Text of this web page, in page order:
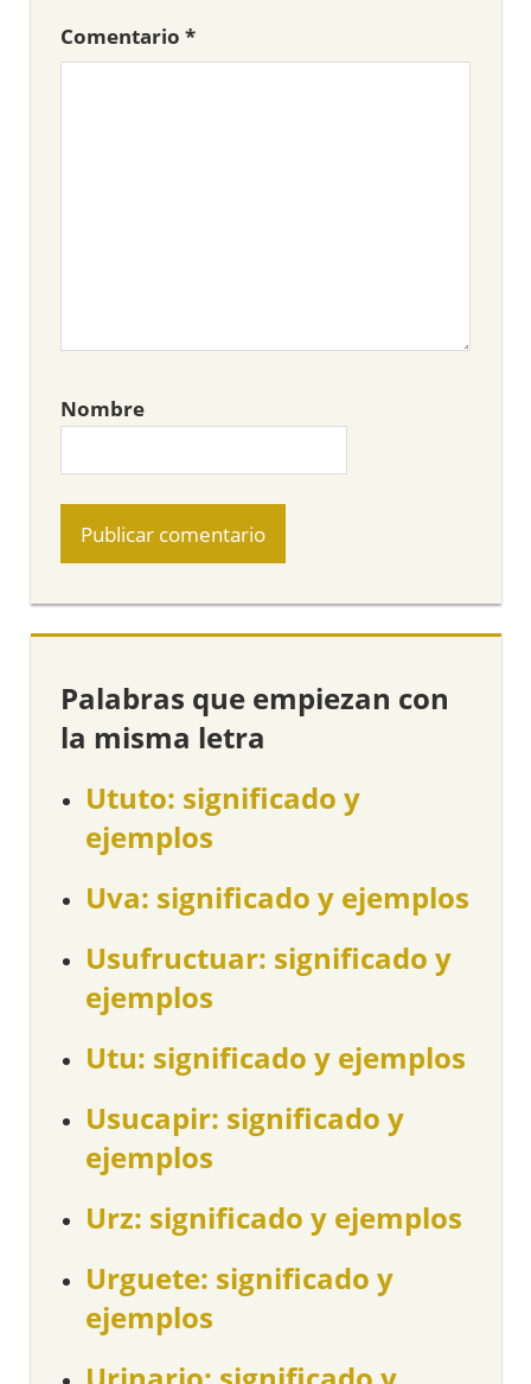
Comentario *
Nombre
Palabras que empiezan con
la misma letra
Ututo: significado y
ejemplos
Uva: significado y ejemplos
Usufructuar: significado y
ejemplos
Utu: significado y ejemplos
Usucapir: significado y
ejemplos
Urz: significado y ejemplos
Urguete: significado y
ejemplos